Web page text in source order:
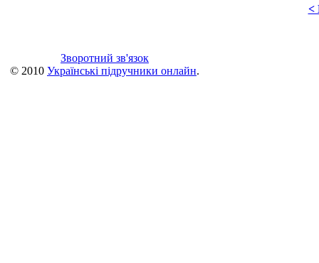
<
Зворотний зв'язок
© 2010 Українські підручники онлайн.